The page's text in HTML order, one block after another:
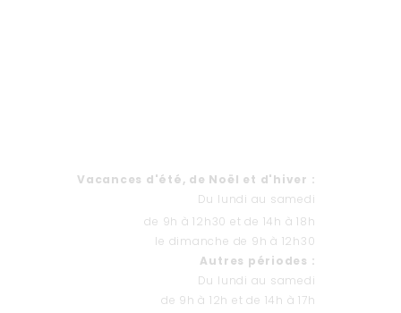
Vacances d'été, de Noël et d'hiver :
Du lundi au samedi
de 9h à 12h30 et de 14h à 18h
le dimanche de 9h à 12h30
Autres périodes :
Du lundi au samedi
de 9h à 12h et de 14h à 17h